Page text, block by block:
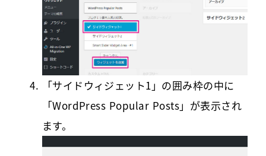
「サイドウィジェット1」の囲み枠の中に
「WordPress Popular Posts」が表示され
ます。